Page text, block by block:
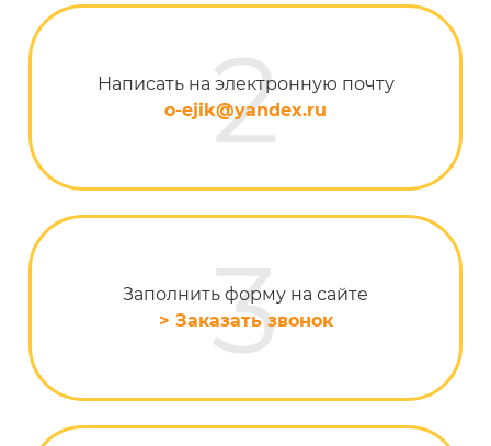
Написать на электронную почту
o-ejik@yandex.ru
Заполнить форму на сайте
> Заказать звонок